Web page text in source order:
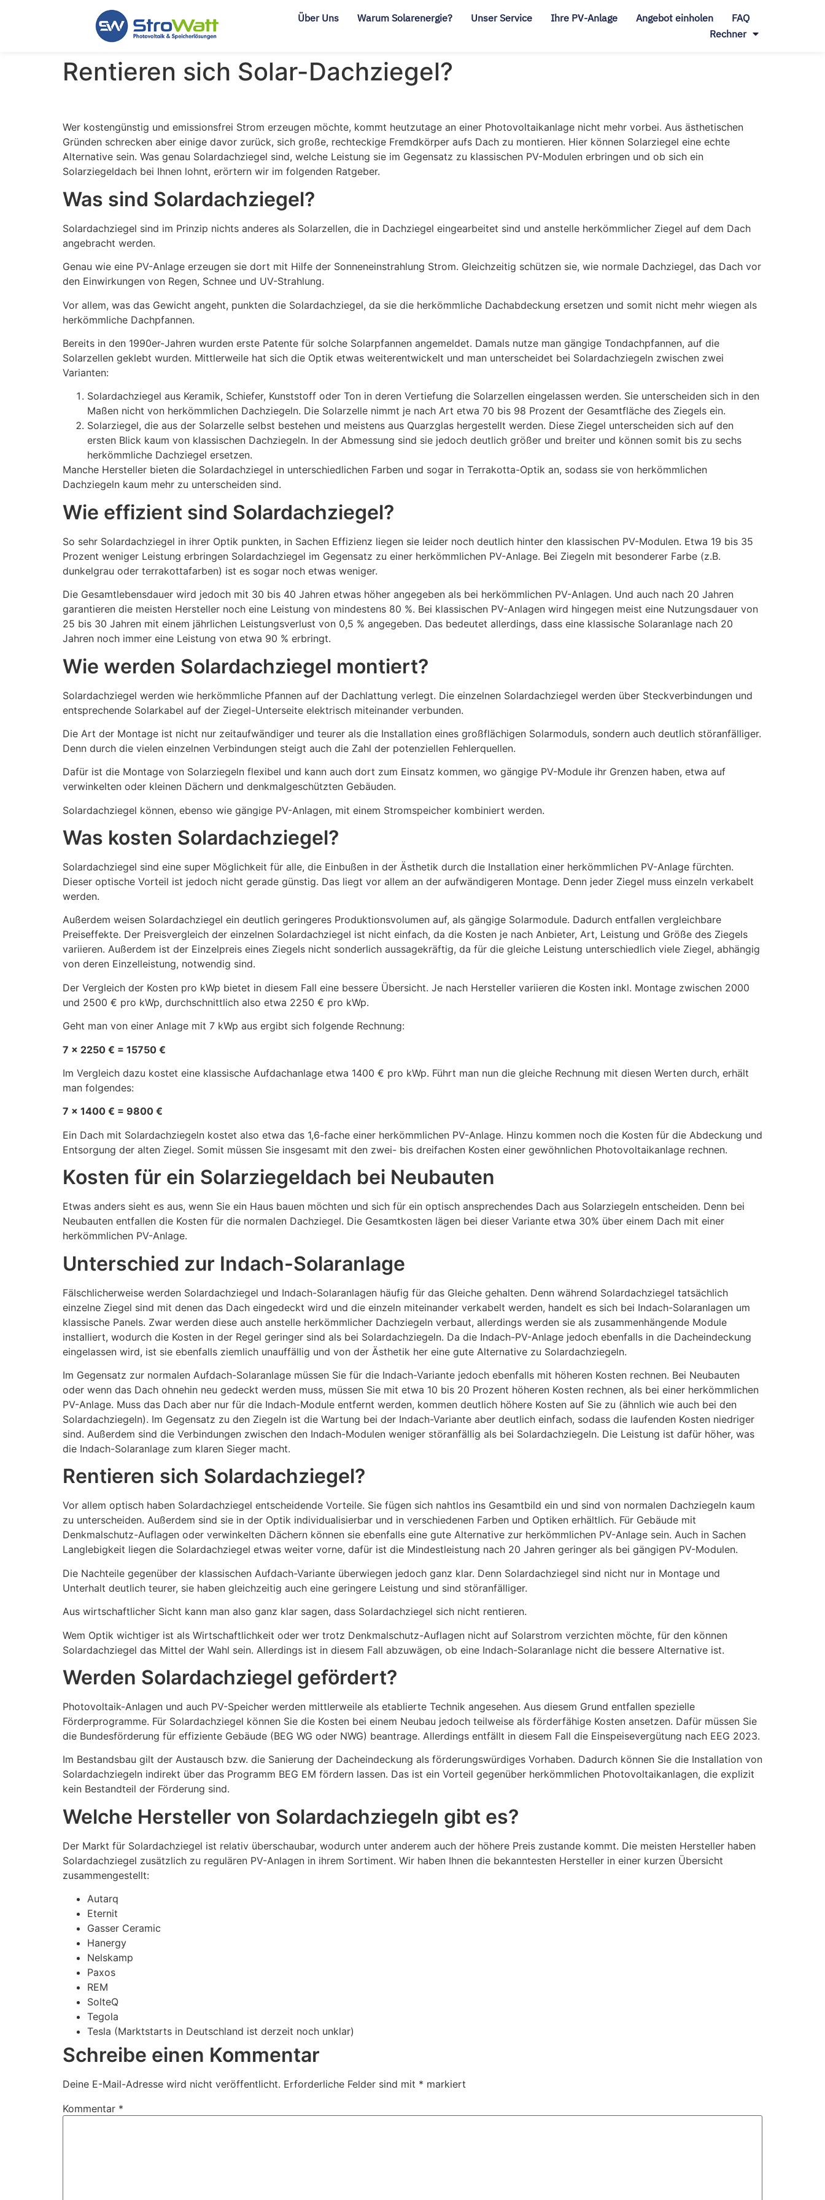
Über Uns Warum Solarenergie? Unser Service Ihre PV-Anlage Angeboteinholen
FAQ
Rechner
Rentieren sich Solar-Dachziegel?
Wer kostengünstig und emissionsfrei Strom erzeugen möchte, kommt heutzutage an einer Photovoltaikanlage nicht mehr vorbei. Aus ästhetischen
Gründen schrecken aber einige davor zurück, sich große, rechteckige Fremdkörper aufs Dach zu montieren. Hier können Solarziegel eine echte
Alternative sein. Was genau Solardachziegel sind, welche Leistung sie im Gegensatz zu klassischen PV-Modulen erbringen und ob sich ein
Solarziegeldach bei Ihnen lohnt, erörtern wir im folgenden Ratgeber.
Was sind Solardachziegel?
Solardachziegel sind im Prinzip nichts anderes als Solarzellen, die in Dachziegel eingearbeitet sind und anstelle herkömmlicher Ziegel auf dem Dach
angebracht werden.
Genau wie eine PV-Anlage erzeugen sie dort mit Hilfe der Sonneneinstrahlung Strom. Gleichzeitig schützen sie, wie normale Dachziegel, das Dach vor
den Einwirkungen von Regen, Schnee und UV-Strahlung.
Vor allem, was das Gewicht angeht, punkten die Solardachziegel, da sie die herkömmliche Dachabdeckung ersetzen und somit nicht mehr wiegen als
herkömmliche Dachpfannen.
Bereits in den 1990er-Jahren wurden erste Patente für solche Solarpfannen angemeldet. Damals nutze man gängige Tondachpfannen, auf die
Solarzellen geklebt wurden. Mittlerweile hat sich die Optik etwas weiterentwickelt und man unterscheidet bei Solardachziegeln zwischen zwei
Varianten:
Solardachziegel aus Keramik, Schiefer, Kunststoff oder Ton in deren Vertiefung die Solarzellen eingelassen werden. Sie unterscheiden sich in den
Maßen nicht von herkömmlichen Dachziegeln. Die Solarzelle nimmt je nach Art etwa 70 bis 98 Prozent der Gesamtfläche des Ziegels ein.
Solarziegel, die aus der Solarzelle selbst bestehen und meistens aus Quarzglas hergestellt werden. Diese Ziegel unterscheiden sich auf den
ersten Blick kaum von klassischen Dachziegeln. In der Abmessung sind sie jedoch deutlich größer und breiter und können somit bis zu sechs
herkömmliche Dachziegel ersetzen.
Manche Hersteller bieten die Solardachziegel in unterschiedlichen Farben und sogar in Terrakotta-Optik an, sodass sie von herkömmlichen
Dachziegeln kaum mehr zu unterscheiden sind.
Wie effizient sind Solardachziegel?
So sehr Solardachziegel in ihrer Optik punkten, in Sachen Effizienz liegen sie leider noch deutlich hinter den klassischen PV-Modulen. Etwa 19 bis 35
Prozent weniger Leistung erbringen Solardachziegel im Gegensatz zu einer herkömmlichen PV-Anlage. Bei Ziegeln mit besonderer Farbe (z.B.
dunkelgrau oder terrakottafarben) ist es sogar noch etwas weniger.
Die Gesamtlebensdauer wird jedoch mit 30 bis 40 Jahren etwas höher angegeben als bei herkömmlichen PV-Anlagen. Und auch nach 20 Jahren
garantieren die meisten Hersteller noch eine Leistung von mindestens 80 %. Bei klassischen PV-Anlagen wird hingegen meist eine Nutzungsdauer von
25 bis 30 Jahren mit einem jährlichen Leistungsverlust von 0,5 % angegeben. Das bedeutet allerdings, dass eine klassische Solaranlage nach 20
Jahren noch immer eine Leistung von etwa 90 % erbringt.
Wie werden Solardachziegel montiert?
Solardachziegel werden wie herkömmliche Pfannen auf der Dachlattung verlegt. Die einzelnen Solardachziegel werden über Steckverbindungen und
entsprechende Solarkabel auf der Ziegel-Unterseite elektrisch miteinander verbunden.
Die Art der Montage ist nicht nur zeitaufwändiger und teurer als die Installation eines großflächigen Solarmoduls, sondern auch deutlich störanfälliger.
Denn durch die vielen einzelnen Verbindungen steigt auch die Zahl der potenziellen Fehlerquellen.
Dafür ist die Montage von Solarziegeln flexibel und kann auch dort zum Einsatz kommen, wo gängige PV-Module ihr Grenzen haben, etwa auf
verwinkelten oder kleinen Dächern und denkmalgeschützten Gebäuden.
Solardachziegel können, ebenso wie gängige PV-Anlagen, mit einem Stromspeicher kombiniert werden.
Was kosten Solardachziegel?
Solardachziegel sind eine super Möglichkeit für alle, die Einbußen in der Ästhetik durch die Installation einer herkömmlichen PV-Anlage fürchten.
Dieser optische Vorteil ist jedoch nicht gerade günstig. Das liegt vor allem an der aufwändigeren Montage. Denn jeder Ziegel muss einzeln verkabelt
werden.
Außerdem weisen Solardachziegel ein deutlich geringeres Produktionsvolumen auf, als gängige Solarmodule. Dadurch entfallen vergleichbare
Preiseffekte. Der Preisvergleich der einzelnen Solardachziegel ist nicht einfach, da die Kosten je nach Anbieter, Art, Leistung und Größe des Ziegels
variieren. Außerdem ist der Einzelpreis eines Ziegels nicht sonderlich aussagekräftig, da für die gleiche Leistung unterschiedlich viele Ziegel, abhängig
von deren Einzelleistung, notwendig sind.
Der Vergleich der Kosten pro kWp bietet in diesem Fall eine bessere Übersicht. Je nach Hersteller variieren die Kosten inkl. Montage zwischen 2000
und 2500 € pro kWp, durchschnittlich also etwa 2250 € pro kWp.
Geht man von einer Anlage mit 7 kWp aus ergibt sich folgende Rechnung:
7 x 2250 € = 15750 €
Im Vergleich dazu kostet eine klassische Aufdachanlage etwa 1400 € pro kWp. Führt man nun die gleiche Rechnung mit diesen Werten durch, erhält
man folgendes:
7 x 1400 € = 9800 €
Ein Dach mit Solardachziegeln kostet also etwa das 1,6-fache einer herkömmlichen PV-Anlage. Hinzu kommen noch die Kosten für die Abdeckung und
Entsorgung der alten Ziegel. Somit müssen Sie insgesamt mit den zwei- bis dreifachen Kosten einer gewöhnlichen Photovoltaikanlage rechnen.
Kosten für ein Solarziegeldach bei Neubauten
Etwas anders sieht es aus, wenn Sie ein Haus bauen möchten und sich für ein optisch ansprechendes Dach aus Solarziegeln entscheiden. Denn bei
Neubauten entfallen die Kosten für die normalen Dachziegel. Die Gesamtkosten lägen bei dieser Variante etwa 30% über einem Dach mit einer
herkömmlichen PV-Anlage.
Unterschied zur Indach-Solaranlage
Fälschlicherweise werden Solardachziegel und Indach-Solaranlagen häufig für das Gleiche gehalten. Denn während Solardachziegel tatsächlich
einzelne Ziegel sind mit denen das Dach eingedeckt wird und die einzeln miteinander verkabelt werden, handelt es sich bei Indach-Solaranlagen um
klassische Panels. Zwar werden diese auch anstelle herkömmlicher Dachziegeln verbaut, allerdings werden sie als zusammenhängende Module
installiert, wodurch die Kosten in der Regel geringer sind als bei Solardachziegeln. Da die Indach-PV-Anlage jedoch ebenfalls in die Dacheindeckung
eingelassen wird, ist sie ebenfalls ziemlich unauffällig und von der Ästhetik her eine gute Alternative zu Solardachziegeln.
Im Gegensatz zur normalen Aufdach-Solaranlage müssen Sie für die Indach-Variante jedoch ebenfalls mit höheren Kosten rechnen. Bei Neubauten
oder wenn das Dach ohnehin neu gedeckt werden muss, müssen Sie mit etwa 10 bis 20 Prozent höheren Kosten rechnen, als bei einer herkömmlichen
PV-Anlage. Muss das Dach aber nur für die Indach-Module entfernt werden, kommen deutlich höhere Kosten auf Sie zu (ähnlich wie auch bei den
Solardachziegeln). Im Gegensatz zu den Ziegeln ist die Wartung bei der Indach-Variante aber deutlich einfach, sodass die laufenden Kosten niedriger
sind. Außerdem sind die Verbindungen zwischen den Indach-Modulen weniger störanfällig als bei Solardachziegeln. Die Leistung ist dafür höher, was
die Indach-Solaranlage zum klaren Sieger macht.
Rentieren sich Solardachziegel?
Vor allem optisch haben Solardachziegel entscheidende Vorteile. Sie fügen sich nahtlos ins Gesamtbild ein und sind von normalen Dachziegeln kaum
zu unterscheiden. Außerdem sind sie in der Optik individualisierbar und in verschiedenen Farben und Optiken erhältlich. Für Gebäude mit
Denkmalschutz-Auflagen oder verwinkelten Dächern können sie ebenfalls eine gute Alternative zur herkömmlichen PV-Anlage sein. Auch in Sachen
Langlebigkeit liegen die Solardachziegel etwas weiter vorne, dafür ist die Mindestleistung nach 20 Jahren geringer als bei gängigen PV-Modulen.
Die Nachteile gegenüber der klassischen Aufdach-Variante überwiegen jedoch ganz klar. Denn Solardachziegel sind nicht nur in Montage und
Unterhalt deutlich teurer, sie haben gleichzeitig auch eine geringere Leistung und sind störanfälliger.
Aus wirtschaftlicher Sicht kann man also ganz klar sagen, dass Solardachziegel sich nicht rentieren.
Wem Optik wichtiger ist als Wirtschaftlichkeit oder wer trotz Denkmalschutz-Auflagen nicht auf Solarstrom verzichten möchte, für den können
Solardachziegel das Mittel der Wahl sein. Allerdings ist in diesem Fall abzuwägen, ob eine Indach-Solaranlage nicht die bessere Alternative ist.
Werden Solardachziegel gefördert?
Photovoltaik-Anlagen und auch PV-Speicher werden mittlerweile als etablierte Technik angesehen. Aus diesem Grund entfallen spezielle
Förderprogramme. Für Solardachziegel können Sie die Kosten bei einem Neubau jedoch teilweise als förderfähige Kosten ansetzen. Dafür müssen Sie
die Bundesförderung für effiziente Gebäude (BEG WG oder NWG) beantrage. Allerdings entfällt in diesem Fall die Einspeisevergütung nach EEG 2023.
Im Bestandsbau gilt der Austausch bzw. die Sanierung der Dacheindeckung als förderungswürdiges Vorhaben. Dadurch können Sie die Installation von
Solardachziegeln indirekt über das Programm BEG EM fördern lassen. Das ist ein Vorteil gegenüber herkömmlichen Photovoltaikanlagen, die explizit
kein Bestandteil der Förderung sind.
Welche Hersteller von Solardachziegeln gibt es?
Der Markt für Solardachziegel ist relativ überschaubar, wodurch unter anderem auch der höhere Preis zustande kommt. Die meisten Hersteller haben
Solardachziegel zusätzlich zu regulären PV-Anlagen in ihrem Sortiment. Wir haben Ihnen die bekanntesten Hersteller in einer kurzen Übersicht
zusammengestellt:
Autarq
Eternit
Gasser Ceramic
Hanergy
Nelskamp
Paxos
REM
SolteQ
Tegola
Tesla (Marktstarts in Deutschland ist derzeit noch unklar)
Schreibe einen Kommentar
Deine E-Mail-Adresse wird nicht veröffentlicht. Erforderliche Felder sind mit * markiert
Kommentar *